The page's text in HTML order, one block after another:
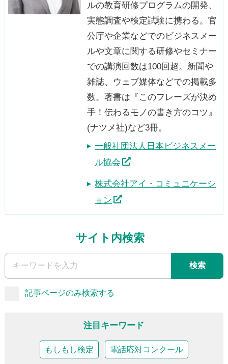
ルの教育研修プログラムの開発、
実態調査や検定試験に携わる。官
公庁や企業などでのビジネスメー
ルや文章に関する研修やセミナー
での講演回数は100回超。新聞や
雑誌、ウェブ媒体などでの掲載多
数。著書は『このフレーズが決め
手！伝わるモノの書き方のコツ』
(ナツメ社)など3冊。
一般社団法人日本ビジネスメー
ル協会
株式会社アイ・コミュニケーシ
ョン
サイト内検索
検索
記事ページのみ検索する
注目キーワード
もしもし検定 電話応対コンクール